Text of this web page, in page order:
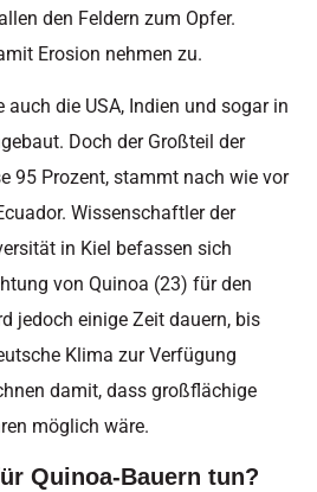
den Feldern zum Opfer.
Erosion nehmen zu.
die USA, Indien und sogar in
Doch der Großteil der
95 Prozent, stammt nach wie vor
Wissenschaftler der
in Kiel befassen sich
von Quinoa (23) für den
jedoch einige Zeit dauern, bis
Klima zur Verfügung
damit, dass großflächige
möglich wäre.
Quinoa-Bauern tun?